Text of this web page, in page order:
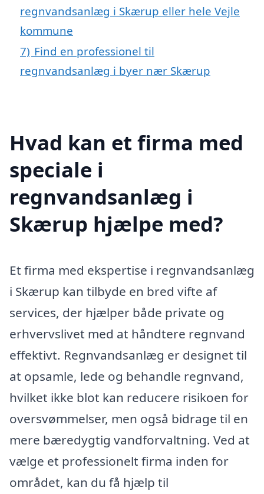
regnvandsanlæg i Skærup eller hele Vejle
kommune
7) Find en professionel til
regnvandsanlæg i byer nær Skærup
Hvad kan et firma med
speciale i
regnvandsanlæg i
Skærup hjælpe med?
Et firma med ekspertise i regnvandsanlæg
i Skærup kan tilbyde en bred vifte af
services, der hjælper både private og
erhvervslivet med at håndtere regnvand
effektivt. Regnvandsanlæg er designet til
at opsamle, lede og behandle regnvand,
hvilket ikke blot kan reducere risikoen for
oversvømmelser, men også bidrage til en
mere bæredygtig vandforvaltning. Ved at
vælge et professionelt firma inden for
området, kan du få hjælp til